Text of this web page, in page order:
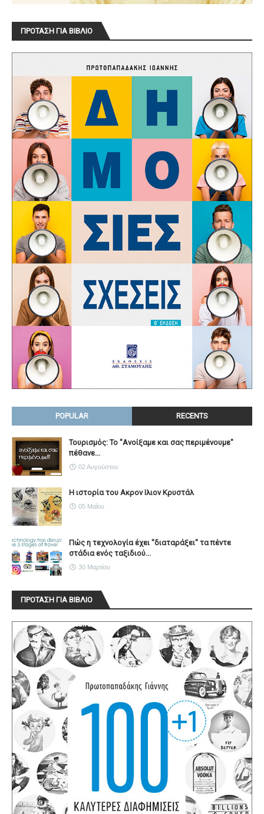
ΠΡΟΤΑΣΗ ΓΙΑ ΒΙΒΛΙΟ
POPULAR RECENTS
Τουρισμός: Το "Ανοίξαμε και σας περιμένουμε"
πέθανε...
02 Αυγούστου
Η ιστορία του Ακρον Ιλιον Κρυστάλ
05 Μαΐου
Πώς η τεχνολογία έχει ''διαταράξει'' τα πέντε
στάδια ενός ταξιδιού...
30 Μαρτίου
ΠΡΟΤΑΣΗ ΓΙΑ ΒΙΒΛΙΟ